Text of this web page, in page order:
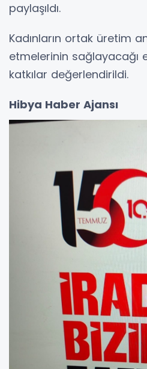
paylaşıldı.
Kadınların ortak üretim
etmelerinin sağlayacağı
katkılar değerlendirildi.
Hibya Haber Ajansı